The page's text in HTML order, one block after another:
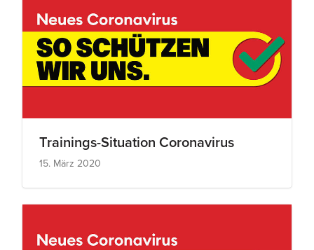
Trainings-Situation Coronavirus
15. März 2020